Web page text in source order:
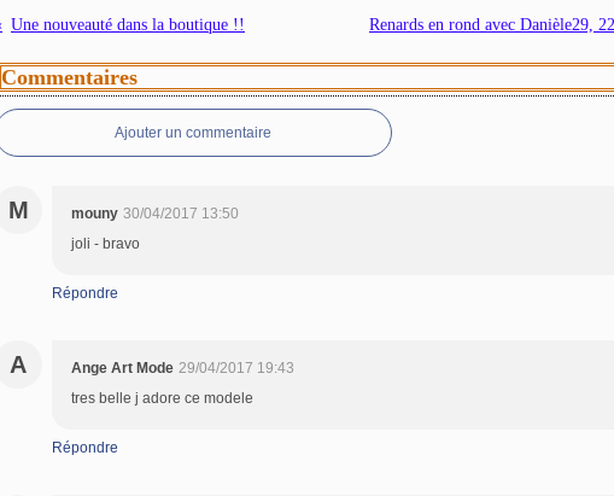
Une nouveauté dans la boutique !! Renards en rond avec Danièle29,
Commentaires
Ajouter un commentaire
M mouny 30/04/2017 13:50
joli - bravo
Répondre
A Ange Art Mode 29/04/2017 19:43
tres belle j adore ce modele
Répondre